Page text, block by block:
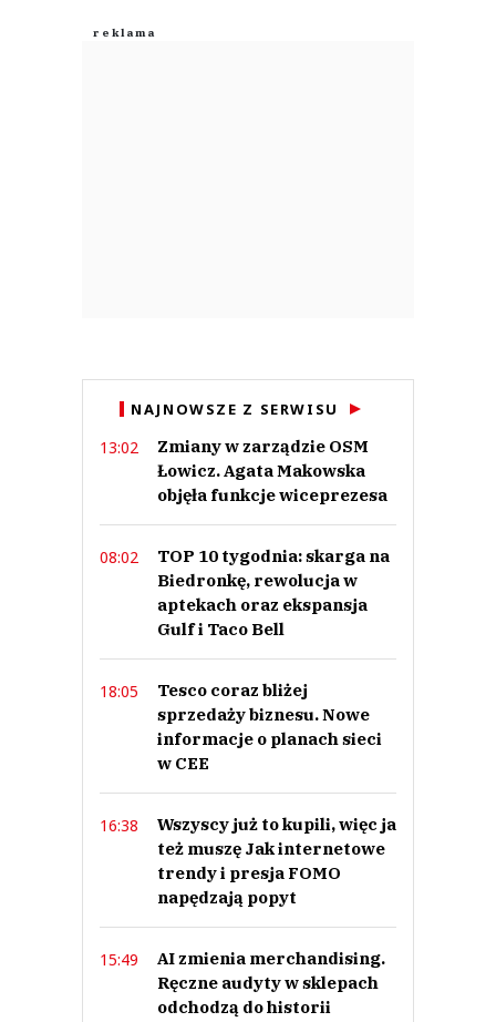
NAJNOWSZE Z SERWISU
13:02
Zmiany w zarządzie OSM
Łowicz. Agata Makowska
objęła funkcje wiceprezesa
08:02
TOP 10 tygodnia: skarga na
Biedronkę, rewolucja w
aptekach oraz ekspansja
Gulf i Taco Bell
18:05
Tesco coraz bliżej
sprzedaży biznesu. Nowe
informacje o planach sieci
w CEE
16:38
Wszyscy już to kupili, więc ja
też muszę Jak internetowe
trendy i presja FOMO
napędzają popyt
15:49
AI zmienia merchandising.
Ręczne audyty w sklepach
odchodzą do historii